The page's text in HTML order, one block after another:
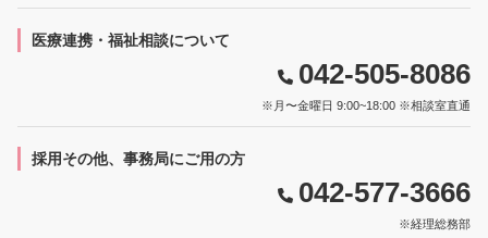
らせ
令和7年12月2日以降 従来の健康保険証はご
医療連携・福祉相談について
042-505-8086
※月〜金曜日 9:00~18:00 ※相談室直通
採用その他、事務局にご用の方
042-577-3666
※経理総務部